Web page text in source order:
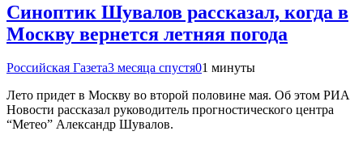
Синоптик Шувалов рассказал, когда в
Москву вернется летняя погода
Российская Газета3 месяца спустя01 минуты
Лето придет в Москву во второй половине мая. Об этом РИА
Новости рассказал руководитель прогностического центра
“Метео” Александр Шувалов.